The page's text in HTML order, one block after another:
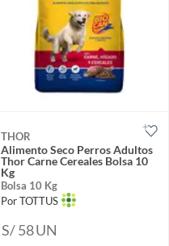
THOR
Alimento Seco Perros Adultos
Thor Carne Cereales Bolsa 10
Kg
Bolsa 10 Kg
Por TOTTUS
S/ 58UN